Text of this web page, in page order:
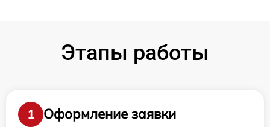
Этапы работы
1
Оформление заявки